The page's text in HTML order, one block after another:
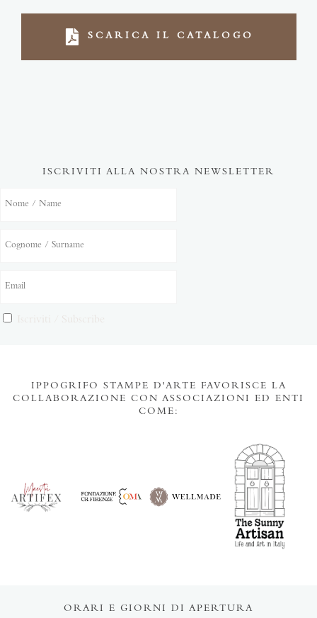
SCARICA IL CATALOGO
ISCRIVITI ALLA NOSTRA NEWSLETTER
IPPOGRIFO STAMPE D'ARTE FAVORISCE LA
COLLABORAZIONE CON ASSOCIAZIONI ED ENTI
COME:
ORARI E GIORNI DI APERTURA